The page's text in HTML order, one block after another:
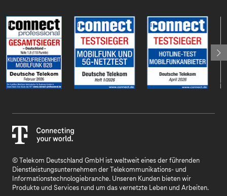
© Telekom Deutschland GmbH ist weltweit eines der führenden
Dienstleistungsunternehmen der Telekommunikations- und
Informationstechnologiebranche. Unseren Kunden bieten wir
Produkte und Services rund um das vernetzte Leben und Arbeiten.